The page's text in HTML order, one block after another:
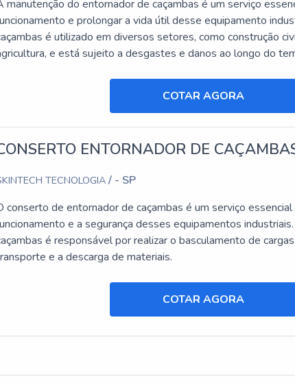
manutenção do entornador de caçambas é um serviço
e prolongar a vida útil desse equipamento
é utilizado em diversos setores, como construção
e está sujeito a desgastes e danos ao longo do
COTAR AGORA
ENTORNADOR DE
TECNOLOGIA/ - SP
conserto de entornador de caçambas é um serviço
e a segurança desses equipamentos
é responsável por realizar o basculamento de
e a descarga de materiais.
COTAR AGORA